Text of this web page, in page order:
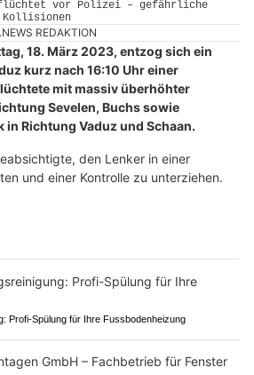
REDAKTION
18. März 2023, entzog sich ein
kurz nach 16:10 Uhr einer
mit massiv überhöhter
Sevelen, Buchs sowie
Richtung Vaduz und Schaan.
den Lenker in einer
und einer Kontrolle zu unterziehen.
Profi-Spülung für Ihre Fussbodenheizung